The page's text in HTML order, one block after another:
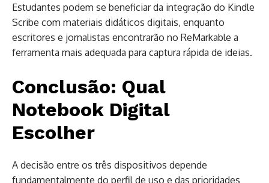
Estudantes podem se beneficiar da integração do Kindle
Scribe com materiais didáticos digitais, enquanto
escritores e jornalistas encontrarão no ReMarkable a
ferramenta mais adequada para captura rápida de ideias.
Conclusão: Qual
Notebook Digital
Escolher
A decisão entre os três dispositivos depende
fundamentalmente do perfil de uso e das prioridades